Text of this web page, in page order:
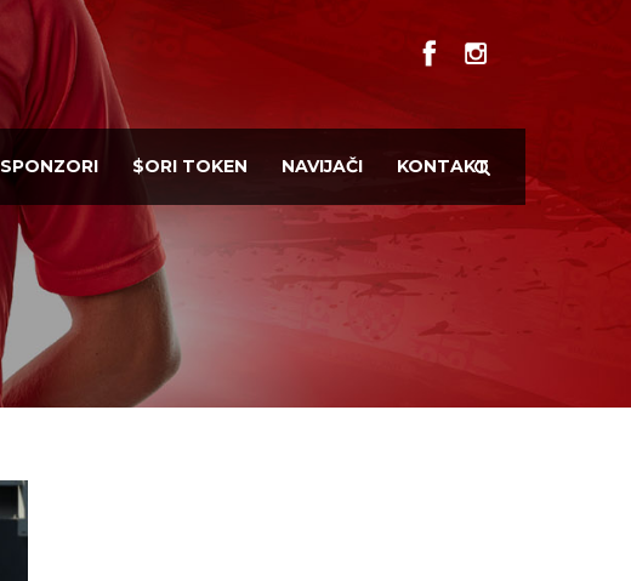
SPONZORI $ORI TOKEN NAVIJAČI KONTAKT